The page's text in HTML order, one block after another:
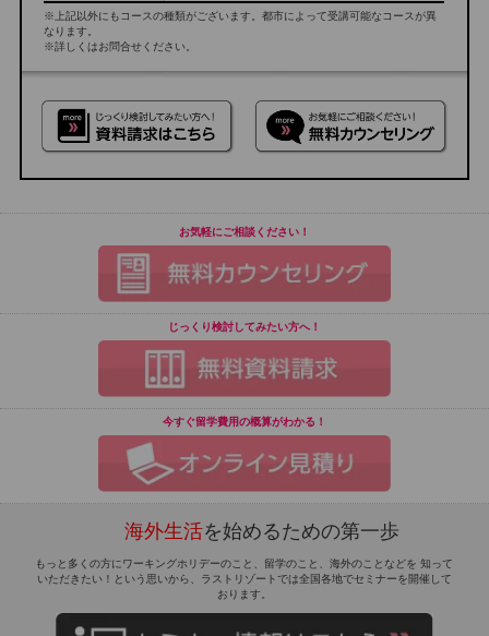
※上記以外にもコースの種類がございます。都市によって受講可能なコースが異
なります。
※詳しくはお問合せください。
お気軽にご相談ください！
じっくり検討してみたい方へ！
今すぐ留学費用の概算がわかる！
海外生活を始めるための第一歩
もっと多くの方にワーキングホリデーのこと、留学のこと、海外のことなどを 知って
いただきたい！という思いから、ラストリゾートでは全国各地でセミナーを開催して
おります。